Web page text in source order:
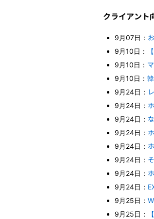
クライアント
9月07日：
9月10日：
9月10日：
9月10日：
9月24日：
9月24日：
9月24日：
9月24日：
9月24日：
9月24日：
9月24日：
9月24日：
9月25日：
9月25日：